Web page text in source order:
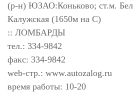
(р-н) ЮЗАО:Коньково; ст.м.
Калужская (1650м на С)
:: ЛОМБАРДЫ
тел.: 334-9842
факс: 334-9842
web-стр.: www.autozalog.ru
время работы: 10-20